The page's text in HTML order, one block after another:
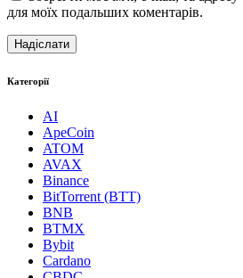
для моїх подальших коментарів.
Категорії
AI
ApeCoin
ATOM
AVAX
Binance
BitTorrent (BTT)
BNB
BTMX
Bybit
Cardano